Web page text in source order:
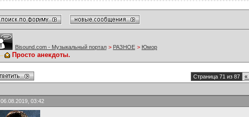
Bisound.com - Музыкальный портал > РАЗНОЕ > Юмор
Просто анекдоты.
Страница 71 из 87 «
06.08.2019, 03:42